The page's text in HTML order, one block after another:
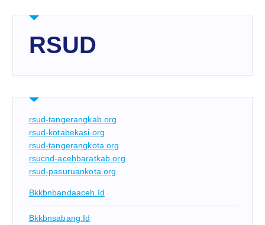
RSUD
rsud-tangerangkab.org
rsud-kotabekasi.org
rsud-tangerangkota.org
rsucnd-acehbaratkab.org
rsud-pasuruankota.org
Bkkbnbandaaceh.id
Bkkbnsabang.id